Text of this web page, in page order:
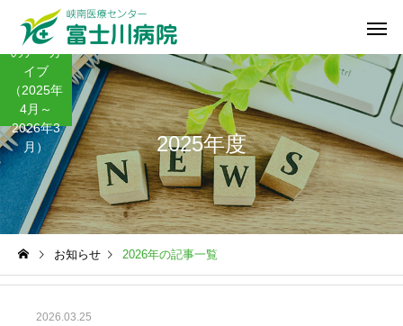
2025年度
2025年度
のアーカ
イブ
（2025年
4月～
2026年3
月）
お知らせ 2026年の記事一覧
2026.03.25